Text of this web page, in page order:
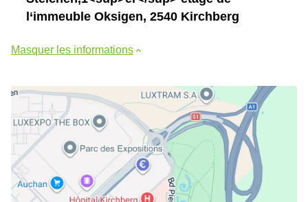
l‘immeuble Oksigen, 2540 Kirchberg
Masquer les informations